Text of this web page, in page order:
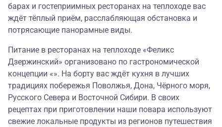
барах и гостеприимных ресторанах на теплоходе вас
ждёт тёплый приём, расслабляющая обстановка и
потрясающие панорамные виды.
Питание в ресторанах на теплоходе «Феликс
Дзержинский» организовано по гастрономической
концепции «». На борту вас ждёт кухня в лучших
традициях побережья Поволжья, Дона, Чёрного моря,
Русского Севера и Восточной Сибири. В своих
рецептах при приготовлении наши повара используют
свежие локальные продукты из регионов путешествия